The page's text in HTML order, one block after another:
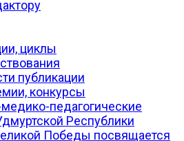
циклы
публикации
конкурсы
педагогические
Республики
Победы посвящается